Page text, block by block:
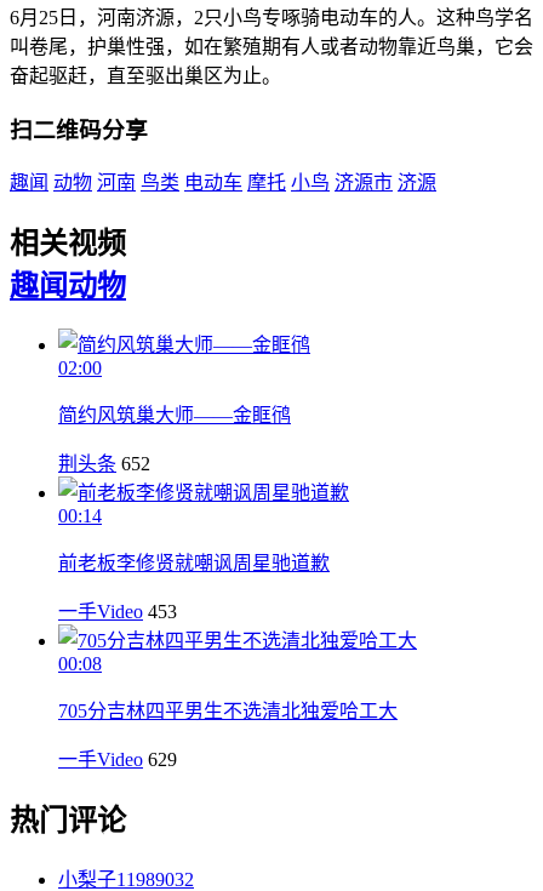
6月25日，河南济源，2只小鸟专啄骑电动车的人。这种鸟学名
叫卷尾，护巢性强，如在繁殖期有人或者动物靠近鸟巢，它会
奋起驱赶，直至驱出巢区为止。
扫二维码分享
趣闻 动物 河南 鸟类 电动车 摩托 小鸟 济源市 济源
相关视频
趣闻动物
02:00
简约风筑巢大师——金眶鸻
荆头条 652
00:14
前老板李修贤就嘲讽周星驰道歉
一手Video 453
00:08
705分吉林四平男生不选清北独爱哈工大
一手Video 629
热门评论
小梨子11989032